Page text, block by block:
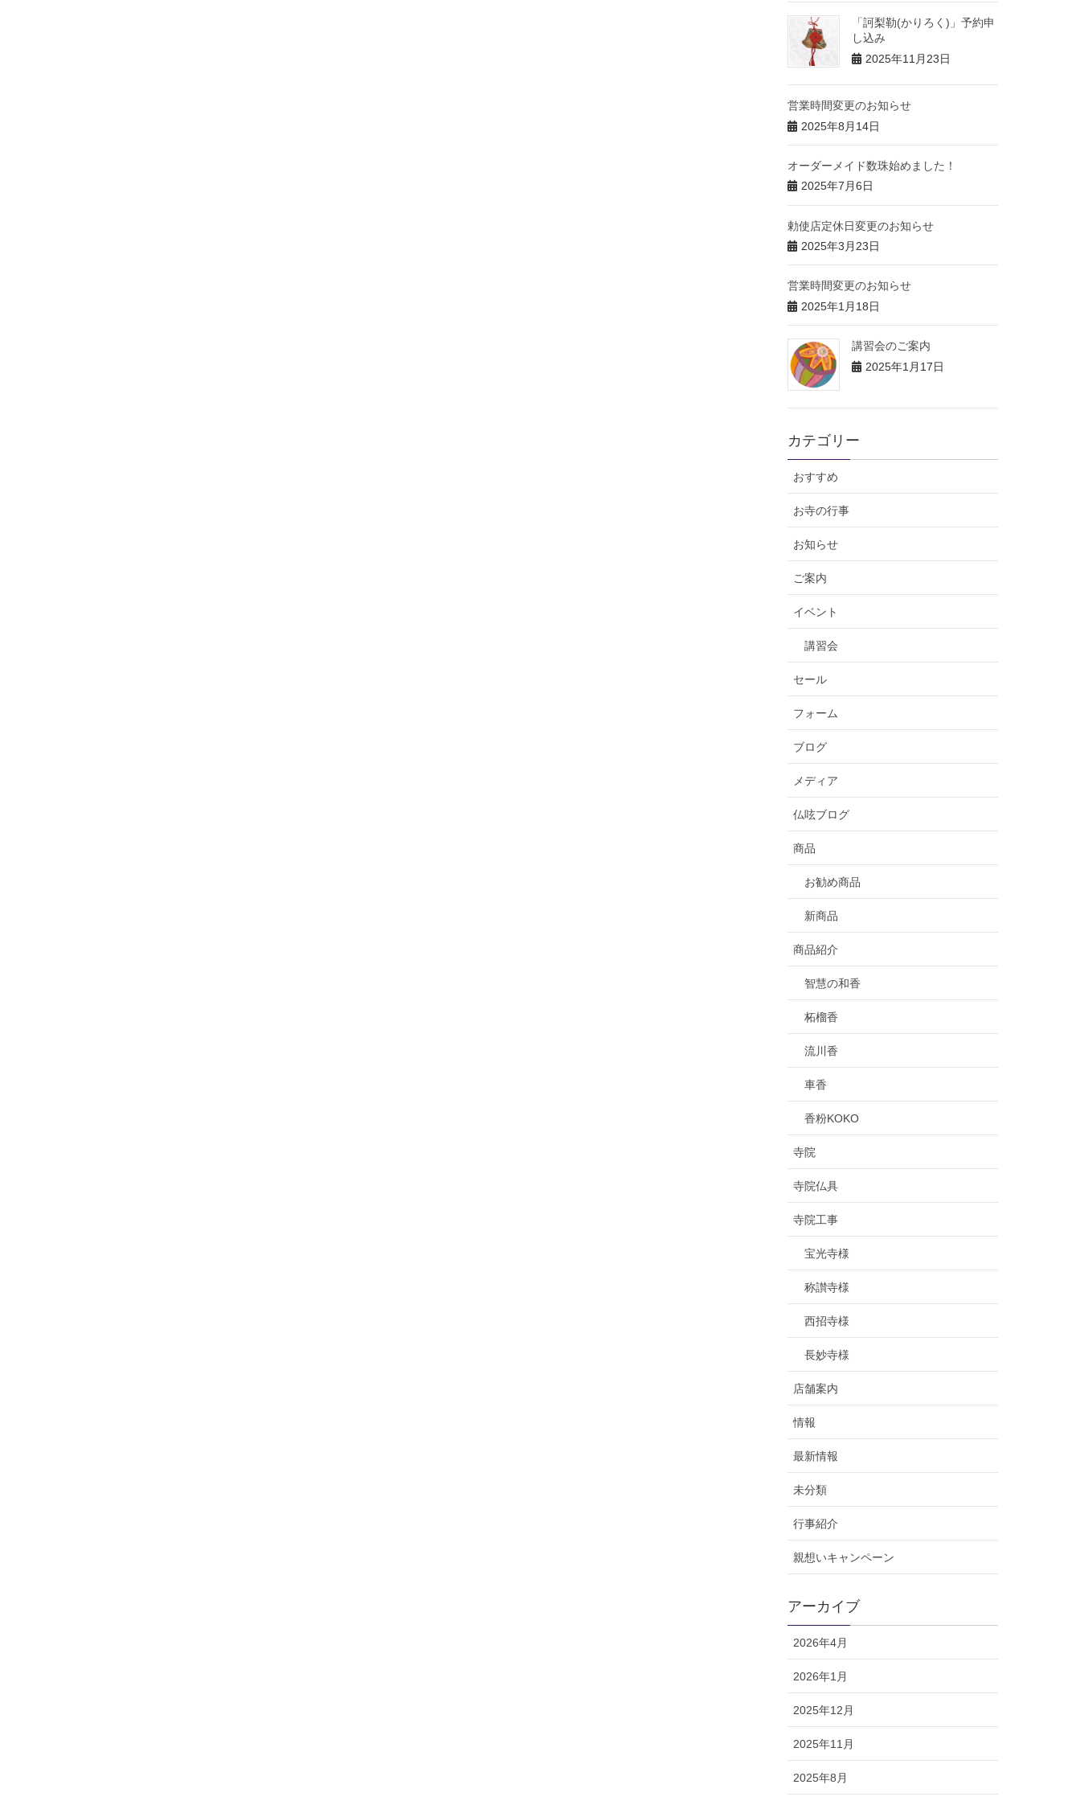
「訶梨勒(かりろく)」予約申
し込み
2025年11月23日
営業時間変更のお知らせ
2025年8月14日
オーダーメイド数珠始めました！
2025年7月6日
勅使店定休日変更のお知らせ
2025年3月23日
営業時間変更のお知らせ
2025年1月18日
講習会のご案内
2025年1月17日
カテゴリー
おすすめ
お寺の行事
お知らせ
ご案内
イベント
講習会
セール
フォーム
ブログ
メディア
仏呟ブログ
商品
お勧め商品
新商品
商品紹介
智慧の和香
柘榴香
流川香
車香
香粉KOKO
寺院
寺院仏具
寺院工事
宝光寺様
称讃寺様
西招寺様
長妙寺様
店舗案内
情報
最新情報
未分類
行事紹介
親想いキャンペーン
アーカイブ
2026年4月
2026年1月
2025年12月
2025年11月
2025年8月